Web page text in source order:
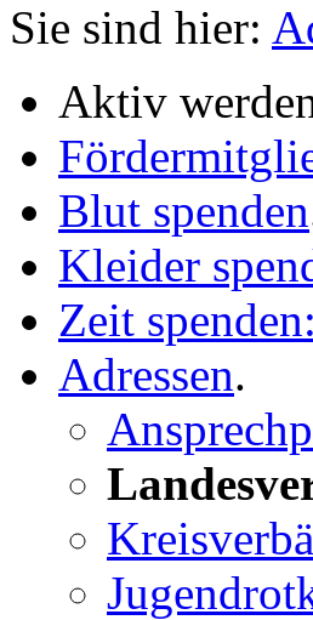
Sie sind hier:
Aktiv
Blut spenden
Kleider
Zeit
Adressen.